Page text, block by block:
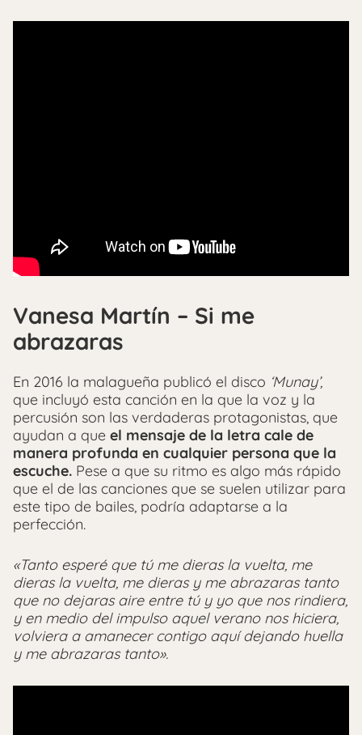
Vanesa Martín – Si me
abrazaras
En 2016 la malagueña publicó el disco ‘Munay’,
que incluyó esta canción en la que la voz y la
percusión son las verdaderas protagonistas, que
ayudan a que el mensaje de la letra cale de
manera profunda en cualquier persona que la
escuche. Pese a que su ritmo es algo más rápido
que el de las canciones que se suelen utilizar para
este tipo de bailes, podría adaptarse a la
perfección.
«Tanto esperé que tú me dieras la vuelta, me
dieras la vuelta, me dieras y me abrazaras tanto
que no dejaras aire entre tú y yo que nos rindiera,
y en medio del impulso aquel verano nos hiciera,
volviera a amanecer contigo aquí dejando huella
y me abrazaras tanto».